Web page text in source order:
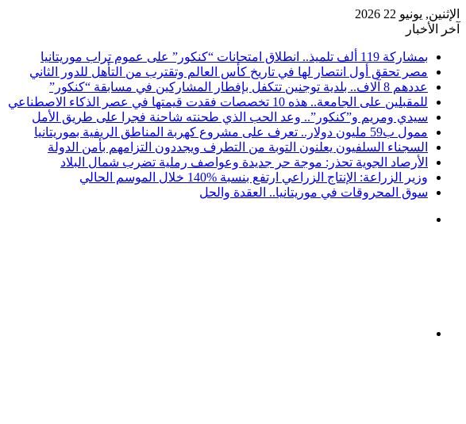
الإثنين, يونيو 22 2026
آخر الأخبار
بمشاركة 119 ألف تلميذ.. انطلاق امتحانات “كنكور” على عموم تراب موريتانيا
مصر تحقق أول انتصار لها في تاريخ كأس العالم وتقترب من التأهل للدور الثاني
عددهم 8 آلاف.. بلدية توجنين تتكفل بإفطار المشاركين في مسابقة “كنكور”
للمقبلين على الجامعة.. هذه 10 تخصصات فقدت قيمتها في عصر الذكاء الاصطناعي
سيدي ومريم و”كنكور”.. وعد الحب الذي طحنته شاحنة فجرا على طريق الأمل
ممول ب59 مليون دولار.. تعرف على مشروع كهربة المناطق الريفية بموريتانيا
السجناء السلفيون يعلنون التوبة من التطرف ويجددون التزامهم بأمن الدولة
الأرصاد الجوية تحذر: موجة حر جديدة وعواصف رملية تضرب شمال البلاد
وزير الزراعة: الإنتاج الزراعي ارتفع بنسبة 140‎%‎ خلال الموسم الحالي
سوق المحروقات في موريتانيا.. العقدة والحل